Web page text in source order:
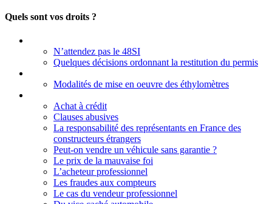
Quels sont vos droits ?
N’attendez pas le 48SI
Quelques décisions ordonnant la restitution du permis
Modalités de mise en oeuvre des éthylomètres
Achat à crédit
Clauses abusives
La responsabilité des représentants en France des
constructeurs étrangers
Peut-on vendre un véhicule sans garantie ?
Le prix de la mauvaise foi
L’acheteur professionnel
Les fraudes aux compteurs
Le cas du vendeur professionnel